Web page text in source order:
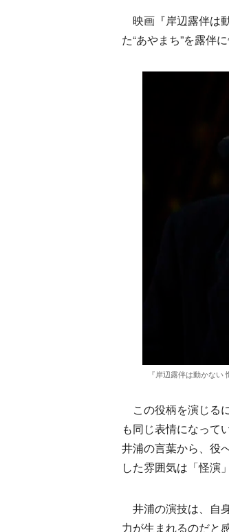
映画『岸辺露伴は
た“あやまち”を露伴
『岸辺露伴は動かな
この役柄を演じる
も同じ表情になって
井浦の言葉から、役
した雰囲気は「怪演
井浦の演技は、自
力が生まれるのだと